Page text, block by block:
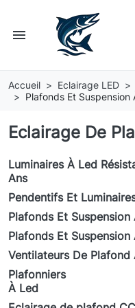
menu
Accueil Eclairage LED
Plafonds Et Suspension
Eclairage De
Luminaires À Led
Ans
Pendentifs Et
Plafonds Et
Plafonds Et Suspension
Ventilateurs De Plafond
Plafonniers
À Led